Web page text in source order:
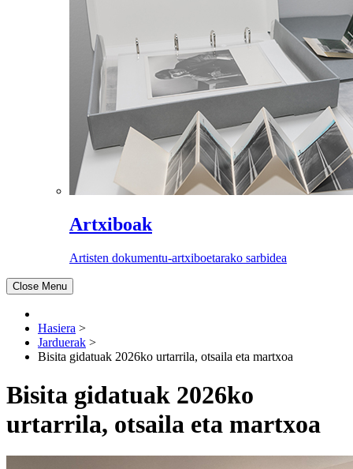
Artxiboak
Artisten dokumentu-artxiboetarako sarbidea
Close Menu
Hasiera >
Jarduerak >
Bisita gidatuak 2026ko urtarrila, otsaila eta martxoa
Bisita gidatuak 2026ko
urtarrila, otsaila eta martxoa